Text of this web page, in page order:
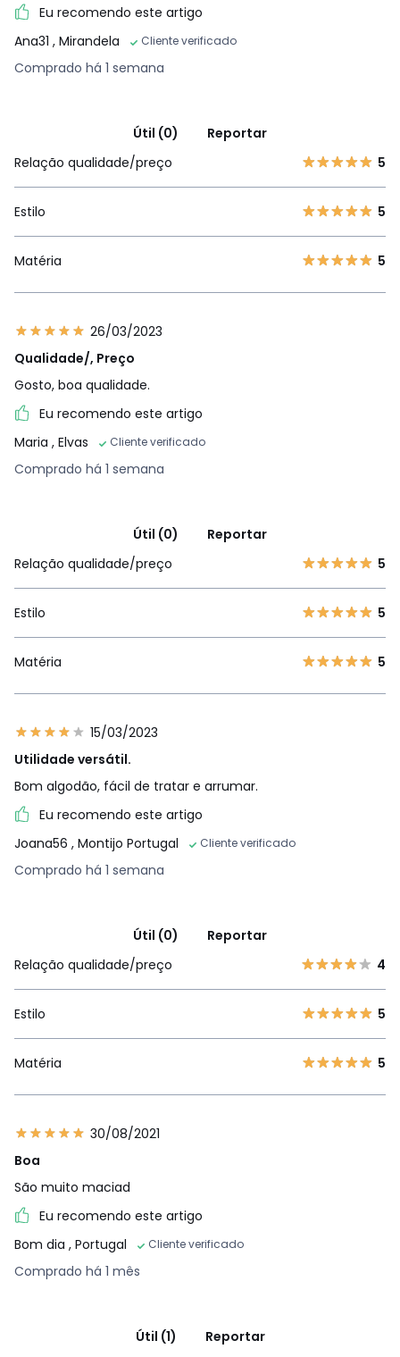
Eu recomendo este artigo
Ana31 , Mirandela Cliente verificado
Comprado há 1 semana
Útil (0)
Reportar
Relação qualidade/preço
5
Estilo 5
Matéria 5
26/03/2023
Qualidade/, Preço
Gosto, boa qualidade.
Eu recomendo este artigo
Maria , Elvas Cliente verificado
Comprado há 1 semana
Útil (0)
Reportar
Relação qualidade/preço
5
Estilo 5
Matéria 5
15/03/2023
Utilidade versátil.
Bom algodão, fácil de tratar e arrumar.
Eu recomendo este artigo
Joana56 , Montijo Portugal Cliente verificado
Comprado há 1 semana
Útil (0)
Reportar
Relação qualidade/preço
4
Estilo 5
Matéria 5
30/08/2021
Boa
São muito maciad
Eu recomendo este artigo
Bom dia , Portugal Cliente verificado
Comprado há 1 mês
Útil (1) Reportar